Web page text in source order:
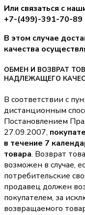
Или связаться с
+7-(499)-391-70-89
В этом случае
качества
ОБМЕН И ВОЗВРАТ
НАДЛЕЖАЩЕГО
В соответствии с
дистанционным
Постановлением
27.09.2007,
в течение 7
товара. Возврат
возможен в случае,
потребительские
продавец должен
покупателем, за
возвращаемого